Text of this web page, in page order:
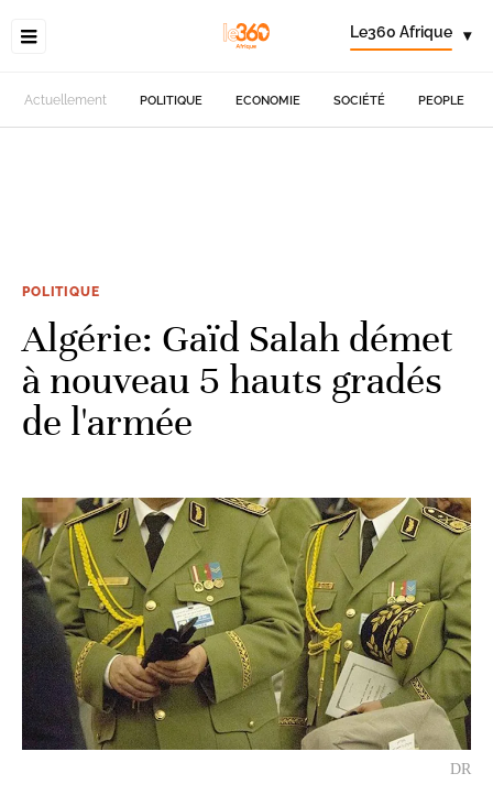
Le360 Afrique ▾
Actuellement POLITIQUE ECONOMIE SOCIÉTÉ PEOPLE
POLITIQUE
Algérie: Gaïd Salah démet
à nouveau 5 hauts gradés
de l'armée
DR